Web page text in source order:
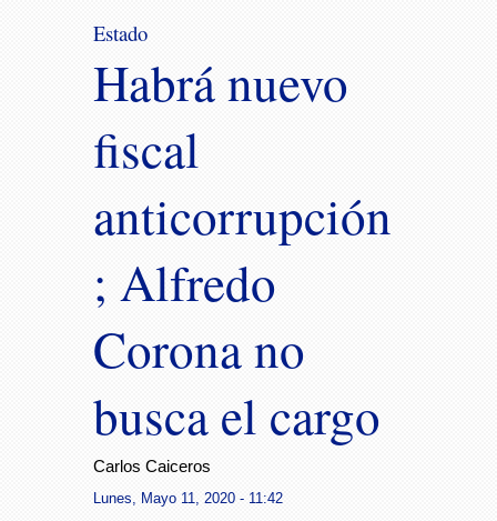
Estado
Habrá nuevo
fiscal
anticorrupción
; Alfredo
Corona no
busca el cargo
Carlos Caiceros
Lunes, Mayo 11, 2020 - 11:42